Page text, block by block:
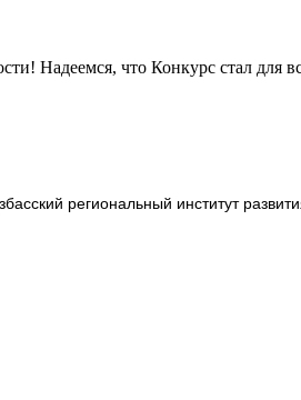
Надеемся, что Конкурс стал для
региональный институт